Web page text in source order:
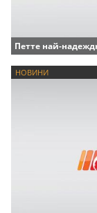
Петте най-
НОВИНИ